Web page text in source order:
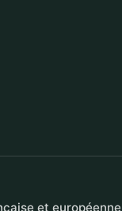
et européenne